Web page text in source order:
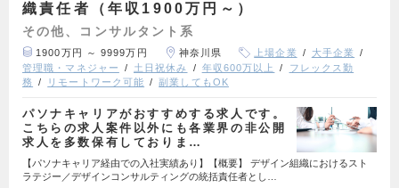
織責任者（年収1900万円～）
その他、コンサルタント系
1900万円 ～ 9999万円 神奈川県 上場企業
大手企業
管理職・マネジャー
土日祝休み 年収600万以上
フレックス勤
務
リモートワーク可能 副業してもOK
パソナキャリアがおすすめする求人です。
こちらの求人案件以外にも各業界の非公開
求人を多数保有しておりま…
【パソナキャリア経由での入社実績あり】【概要】 デザイン組織におけるスト
ラテジー／デザインコンサルティングの統括責任者とし…